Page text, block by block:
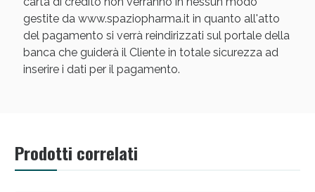
gestite da www.spaziopharma.it in quanto all'atto
del pagamento si verrà reindirizzati sul portale della
banca che guiderà il Cliente in totale sicurezza ad
inserire i dati per il pagamento.
Prodotti correlati